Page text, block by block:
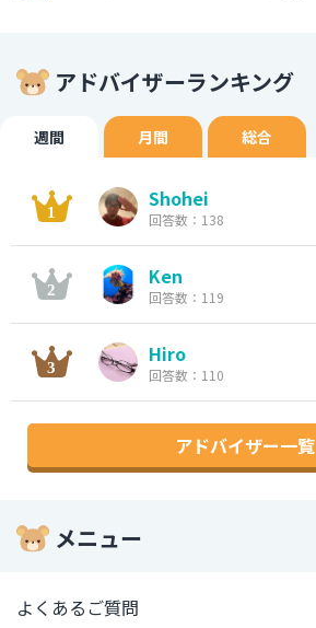
アドバイザーランキング
週間 月間 総合
Shohei
回答数：138
Ken
回答数：119
Hiro
回答数：110
アドバイザー一覧
メニュー
よくあるご質問